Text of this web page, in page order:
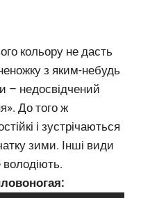
кольору не дасть
з яким-небудь
– недосвідчений
До того ж
і зустрічаються
зими. Інші види
володіють.